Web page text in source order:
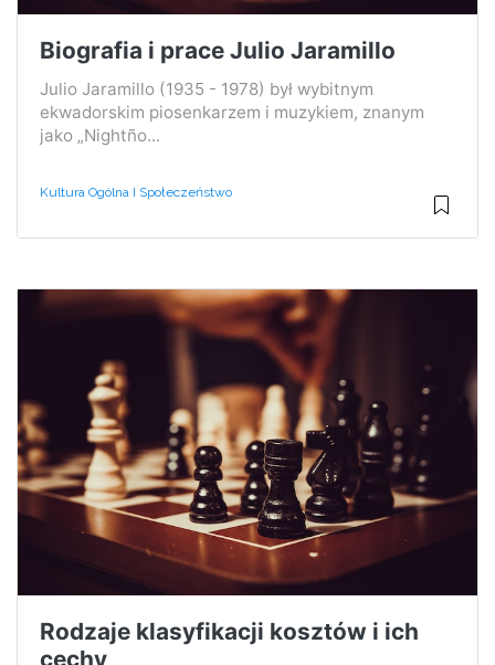
Biografia i prace Julio Jaramillo
Julio Jaramillo (1935 - 1978) był wybitnym
ekwadorskim piosenkarzem i muzykiem, znanym
jako „Nightño...
Kultura Ogólna I Społeczeństwo
Rodzaje klasyfikacji kosztów i ich
cechy